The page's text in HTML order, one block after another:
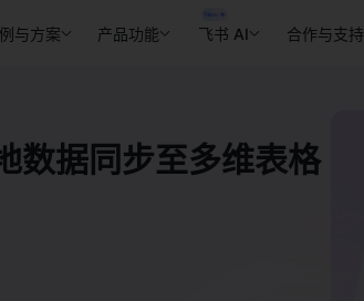
与方案 产品功能 飞书 AI 合作与支持
数据同步至多维表格